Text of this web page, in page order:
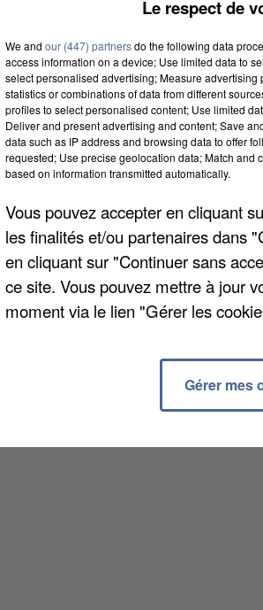
Le respect de
We and our (447) partnersdo the following data
access information on a device; Use limited data to
select personalised advertising; Measure
statistics or combinations of data from different
profiles to select personalised content; Use limited
Deliver and present advertising and content; Save
data such as IP address and browsing data to offer
requested; Use precise geolocation data; Match and
based on information transmitted automatically.
Vous pouvez accepter en cliquant
les finalités et/ou partenaires dans
en cliquant sur "Continuer sans
ce site. Vous pouvez mettre à jour
moment via le lien "Gérer les
Gérer mes